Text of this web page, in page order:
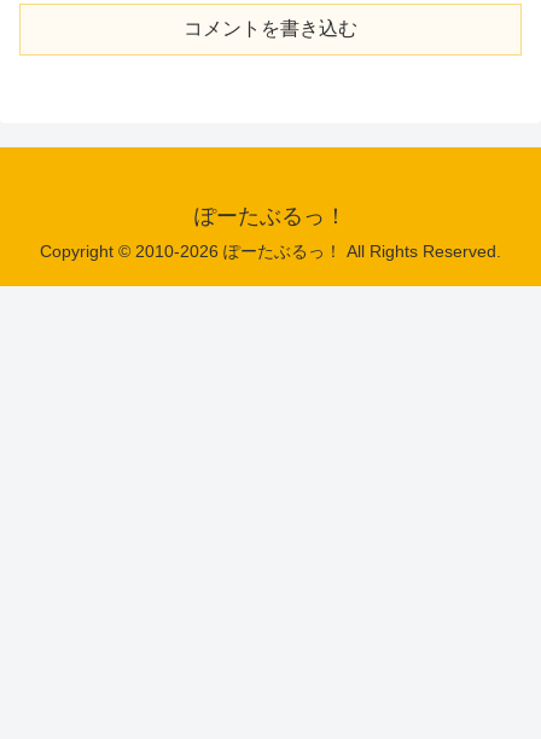
コメントを書き込む
ぽーたぶるっ！
Copyright © 2010-2026 ぽーたぶるっ！ All Rights Reserved.